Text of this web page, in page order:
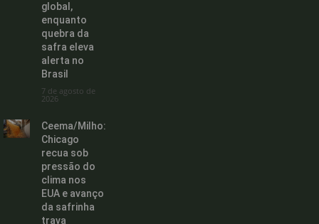
global,
enquanto
quebra da
safra eleva
alerta no
Brasil
7 de agosto de
2026
Ceema/Milho:
Chicago
recua sob
pressão do
clima nos
EUA e avanço
da safrinha
trava